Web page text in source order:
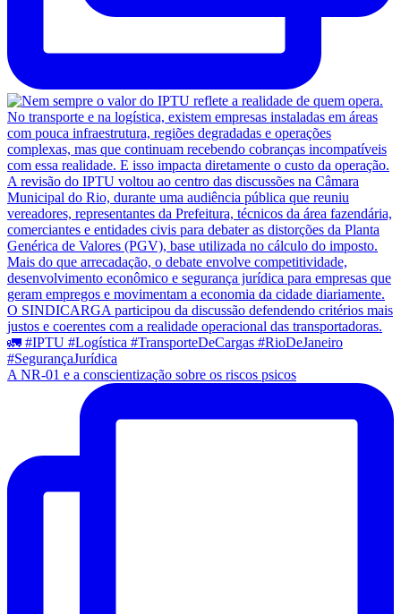
A NR-01 e a conscientização sobre os riscos psicos